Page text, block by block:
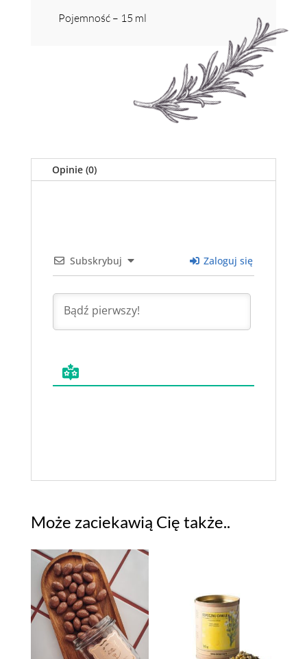
Pojemność – 15 ml
Opinie (0)
Subskrybuj Zaloguj się
Może zaciekawią Cię także..